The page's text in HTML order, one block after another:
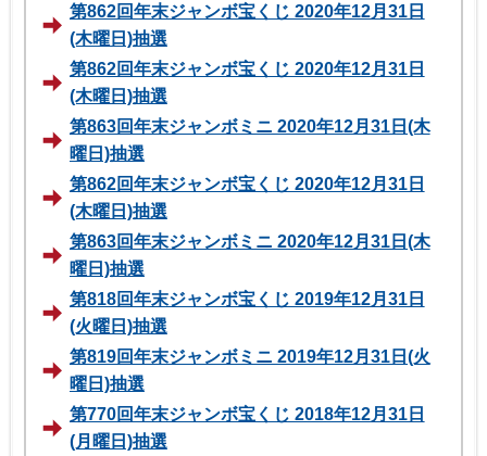
第862回年末ジャンボ宝くじ 2020年12月31日
(木曜日)抽選
第862回年末ジャンボ宝くじ 2020年12月31日
(木曜日)抽選
第863回年末ジャンボミニ 2020年12月31日(木
曜日)抽選
第862回年末ジャンボ宝くじ 2020年12月31日
(木曜日)抽選
第863回年末ジャンボミニ 2020年12月31日(木
曜日)抽選
第818回年末ジャンボ宝くじ 2019年12月31日
(火曜日)抽選
第819回年末ジャンボミニ 2019年12月31日(火
曜日)抽選
第770回年末ジャンボ宝くじ 2018年12月31日
(月曜日)抽選